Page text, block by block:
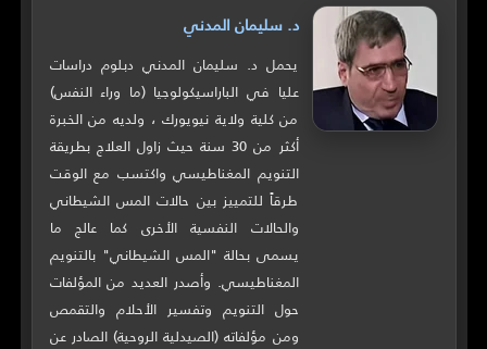
د. سليمان المدني
يحمل د. سليمان المدني دبلوم دراسات
عليا في الباراسيكولوجيا (ما وراء النفس)
من كلية ولاية نيويورك ، ولديه من الخبرة
أكثر من 30 سنة حيث زاول العلاج بطريقة
التنويم المغناطيسي واكتسب مع الوقت
طرقاً للتمييز بين حالات المس الشيطاني
والحالات النفسية الأخرى كما عالج ما
يسمى بحالة "المس الشيطاني" بالتنويم
المغناطيسي. وأصدر العديد من المؤلفات
حول التنويم وتفسير الأحلام والتقمص
ومن مؤلفاته (الصيدلية الروحية) الصادر عن